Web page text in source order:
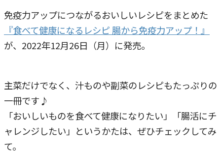
免疫力アップにつながるおいしいレシピをまとめた
『食べて健康になるレシピ 腸から免疫力アップ！』
が、2022年12月26日（月）に発売。
主菜だけでなく、汁ものや副菜のレシピもたっぷりの
一冊です♪
「おいしいものを食べて健康になりたい」「腸活にチ
ャレンジしたい」というかたは、ぜひチェックしてみ
て。